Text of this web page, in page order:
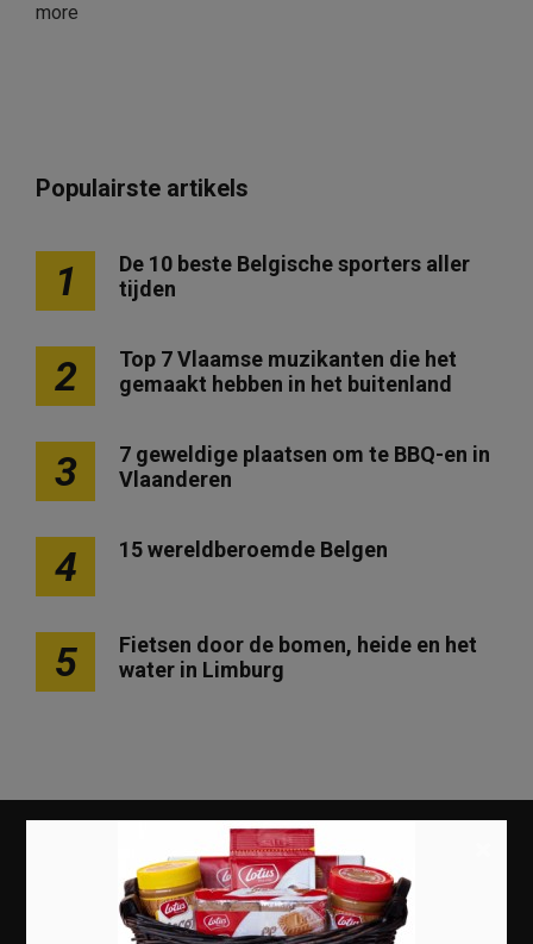
more
Populairste artikels
1
De 10 beste Belgische sporters aller
tijden
2
Top 7 Vlaamse muzikanten die het
gemaakt hebben in het buitenland
3
7 geweldige plaatsen om te BBQ-en in
Vlaanderen
4 15 wereldberoemde Belgen
5
Fietsen door de bomen, heide en het
water in Limburg